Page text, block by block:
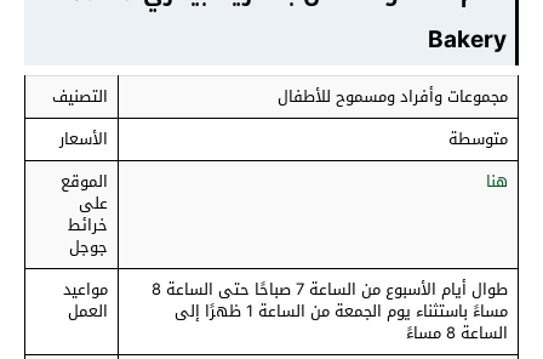
Bakery
مجموعات وأفراد ومسموح للأطفال
التصنيف
متوسطة
الأسعار
هنا
الموقع
على
خرائط
جوجل
طوال أيام الأسبوع من الساعة 7 صباحًا حتى الساعة 8
مساءً باستثناء يوم الجمعة من الساعة 1 ظهرًا إلى
الساعة 8 مساءً
مواعيد
العمل